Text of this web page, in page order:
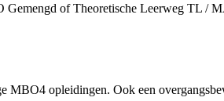
of Theoretische Leerweg TL /
opleidingen. Ook een